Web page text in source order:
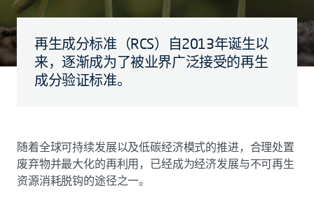
再生成分标准（RCS）自2013年诞生以
来，逐渐成为了被业界广泛接受的再生
成分验证标准。
随着全球可持续发展以及低碳经济模式的推进，合理处置
废弃物并最大化的再利用，已经成为经济发展与不可再生
资源消耗脱钩的途径之一。